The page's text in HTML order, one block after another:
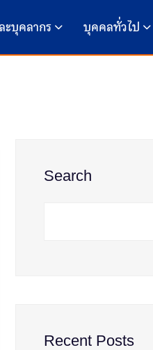
บุคลากร บุคคลทั่วไป
Search
Recent Posts